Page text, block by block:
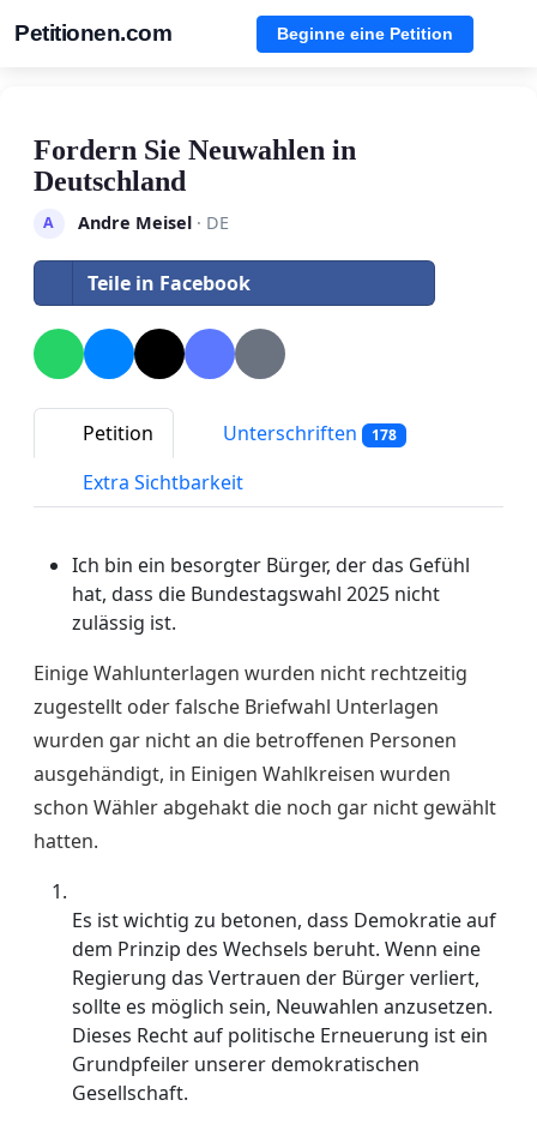
Petitionen.com Beginne eine Petition
Fordern Sie Neuwahlen in
Deutschland
A Andre Meisel· DE
Teile in Facebook
Petition Unterschriften 178
Extra Sichtbarkeit
Ich bin ein besorgter Bürger, der das Gefühl
hat, dass die Bundestagswahl 2025 nicht
zulässig ist.
Einige Wahlunterlagen wurden nicht rechtzeitig
zugestellt oder falsche Briefwahl Unterlagen
wurden gar nicht an die betroffenen Personen
ausgehändigt, in Einigen Wahlkreisen wurden
schon Wähler abgehakt die noch gar nicht gewählt
hatten.
Es ist wichtig zu betonen, dass Demokratie auf
dem Prinzip des Wechsels beruht. Wenn eine
Regierung das Vertrauen der Bürger verliert,
sollte es möglich sein, Neuwahlen anzusetzen.
Dieses Recht auf politische Erneuerung ist ein
Grundpfeiler unserer demokratischen
Gesellschaft.